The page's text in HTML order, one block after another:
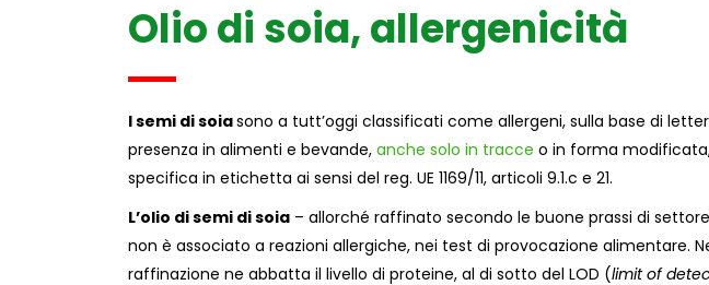
Olio di soia, allergenicità
I semi di soiasono a tutt’oggi classificati come allergeni, sulla base di
presenza in alimenti e bevande, anche solo in tracce o in forma
specifica in etichetta ai sensi del reg. UE 1169/11, articoli 9.1.c e 21.
L’olio di semi di soia – allorché raffinato secondo le buone prassi di
non è associato a reazioni allergiche, nei test di provocazione alimentare.
raffinazione ne abbatta il livello di proteine, al di sotto del LOD (limit of